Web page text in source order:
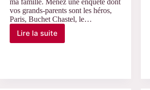
vos grands-parents sont les héros,
Paris, Buchet Chastel, le…
Lire la suite
Un